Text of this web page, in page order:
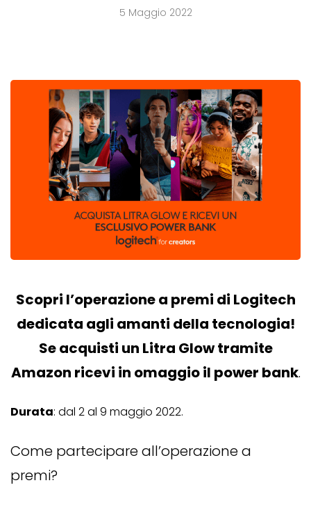
5 Maggio 2022
Scopri l’operazione a premi di Logitech
dedicata agli amanti della tecnologia!
Se acquisti un Litra Glow tramite
Amazon ricevi in omaggio il power bank.
Durata: dal 2 al 9 maggio 2022.
Come partecipare all’operazione a
premi?